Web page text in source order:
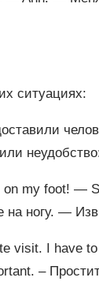
ситуациях:
on my foot! —
на ногу. —
visit. I have
–